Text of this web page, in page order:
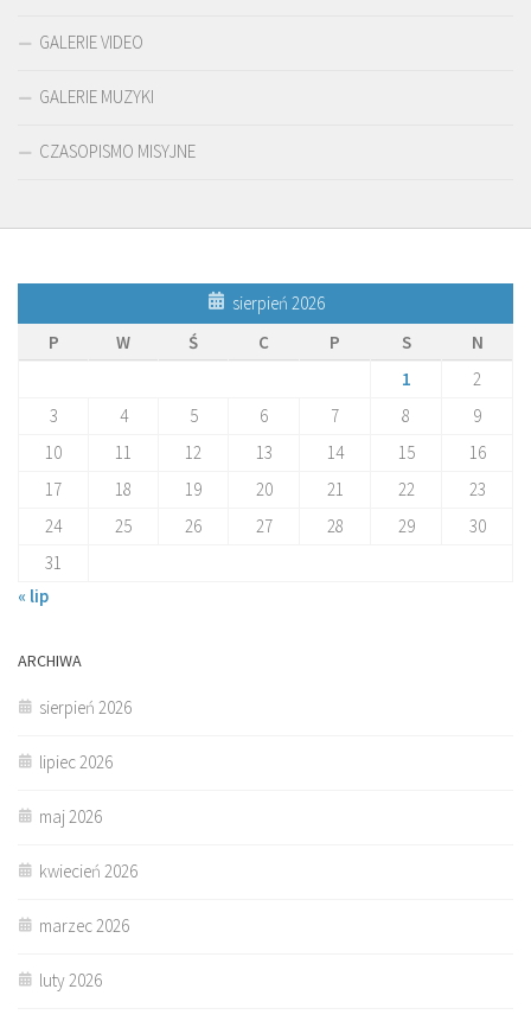
GALERIE VIDEO
GALERIE MUZYKI
CZASOPISMO MISYJNE
sierpień 2026
P
W Ś C P S
N
1
2
3
4 5 6 7 8
9
10
11 12 13 14 15
16
17
18 19 20 21 22
23
24
25 26 27 28 29
30
31
« lip
ARCHIWA
sierpień 2026
lipiec 2026
maj 2026
kwiecień 2026
marzec 2026
luty 2026